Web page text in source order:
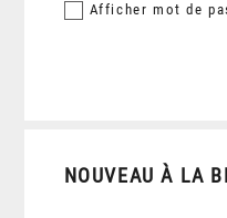
Afficher mot de
NOUVEAU À LA